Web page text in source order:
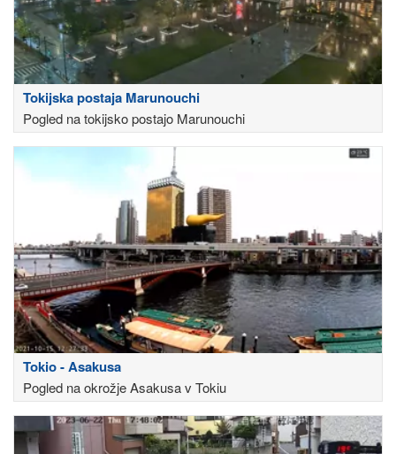
Tokijska postaja Marunouchi
Pogled na tokijsko postajo Marunouchi
Tokio - Asakusa
Pogled na okrožje Asakusa v Tokiu